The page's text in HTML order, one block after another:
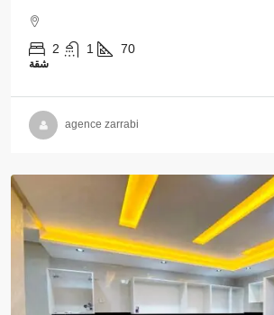
2 1 70
شقة
agence zarrabi